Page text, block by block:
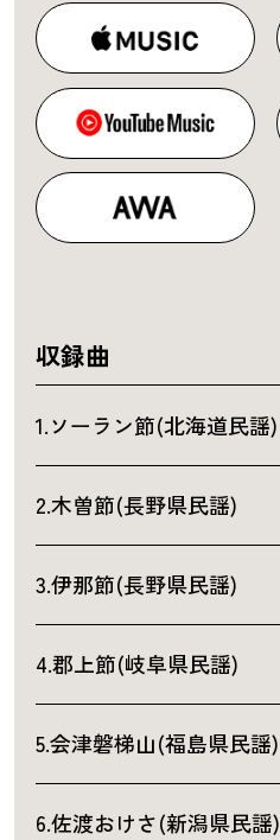
収録曲
1.ソーラン節(北海道民謡)
2.木曽節(長野県民謡)
3.伊那節(長野県民謡)
4.郡上節(岐阜県民謡)
5.会津磐梯山(福島県民謡)
6.佐渡おけさ(新潟県民謡)